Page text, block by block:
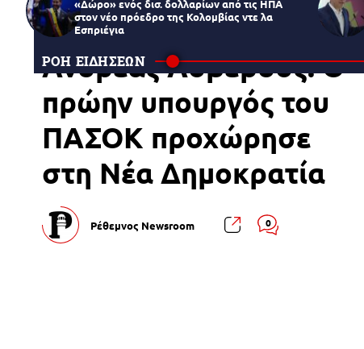
«Δώρο» ενός δισ. δολλαρίων από τις ΗΠΑ
στον νέο πρόεδρο της Κολομβίας ντε λα
Εσπριέγια
ΡΟΗ ΕΙΔΗΣΕΩΝ
ΕΛΛΑΔΑ 16.09.2025
Ανδρέας Λοβέρδος: Ο
πρώην υπουργός του
ΠΑΣΟΚ προχώρησε
στη Νέα Δημοκρατία
Ρέθεμνος Newsroom 0